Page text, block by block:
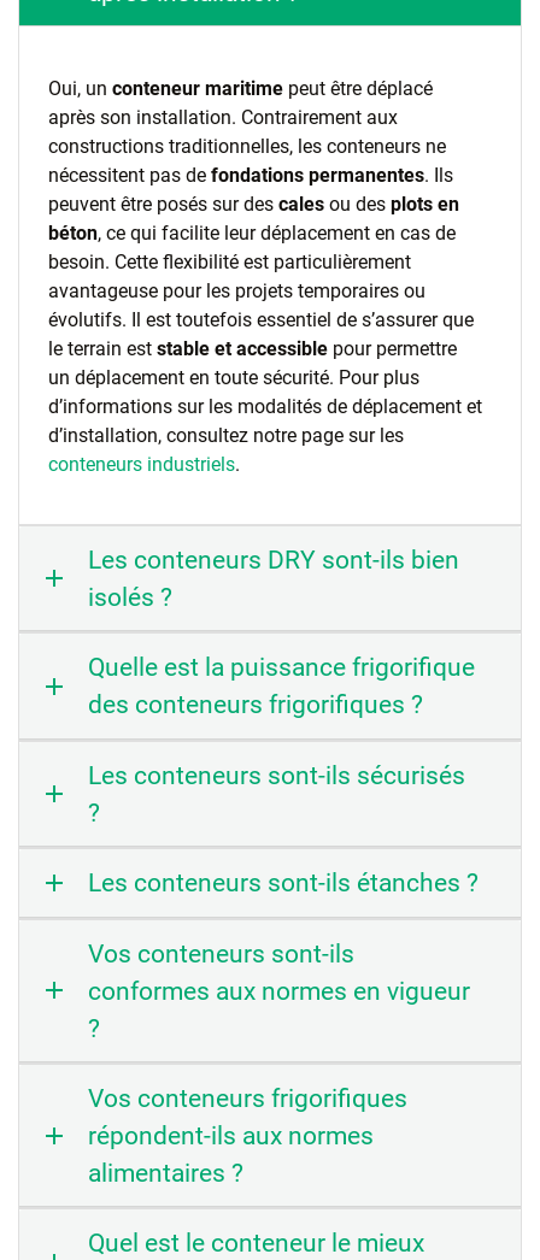
Oui, un conteneur maritime peut être déplacé
après son installation. Contrairement aux
constructions traditionnelles, les conteneurs ne
nécessitent pas de fondations permanentes. Ils
peuvent être posés sur des cales ou des plots en
béton, ce qui facilite leur déplacement en cas de
besoin. Cette flexibilité est particulièrement
avantageuse pour les projets temporaires ou
évolutifs. Il est toutefois essentiel de s’assurer que
le terrain est stable et accessible pour permettre
un déplacement en toute sécurité. Pour plus
d’informations sur les modalités de déplacement et
d’installation, consultez notre page sur les
conteneurs industriels.
Les conteneurs DRY sont-ils bien
isolés ?
Quelle est la puissance frigorifique
des conteneurs frigorifiques ?
Les conteneurs sont-ils sécurisés
?
Les conteneurs sont-ils étanches ?
Vos conteneurs sont-ils
conformes aux normes en vigueur
?
Vos conteneurs frigorifiques
répondent-ils aux normes
alimentaires ?
Quel est le conteneur le mieux